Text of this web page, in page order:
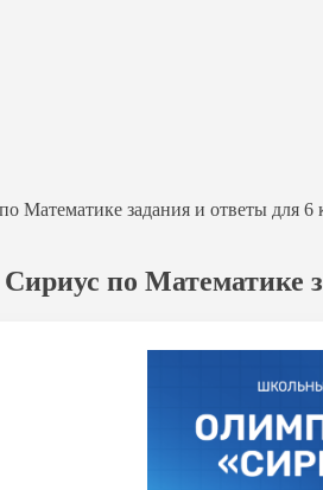
задания и ответы для 6
по Математике